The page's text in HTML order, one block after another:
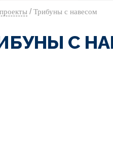
/Трибуны с навесом
С